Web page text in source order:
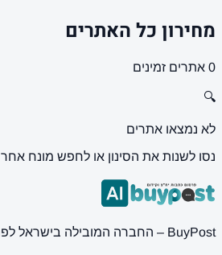
מחירון כל האתרים
0 אתרים זמינים
🔍
לא נמצאו אתרים
נסו לשנות את הסינון או לחפש מונח אחר
BuyPost – החברה המובילה בישראל לפרסום כתבות תוכן וקישורים באתרי חדשות ותוכן מובילים. מחירון מעודכן, כתיבת AI מתקדמת, קידום אתרים SEO מקצועי. 11 שנות ניסיון ואלפי לקוחות מרוצים.